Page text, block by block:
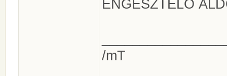
ENGESZTELŐ
/mT